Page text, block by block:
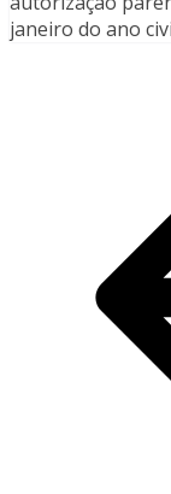
janeiro do ano